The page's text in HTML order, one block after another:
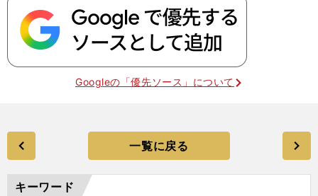
Googleの「優先ソース」について
一覧に戻る
キーワード